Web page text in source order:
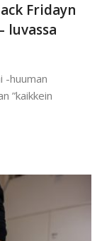
Fridayn
luvassa
-huuman
”kaikkein